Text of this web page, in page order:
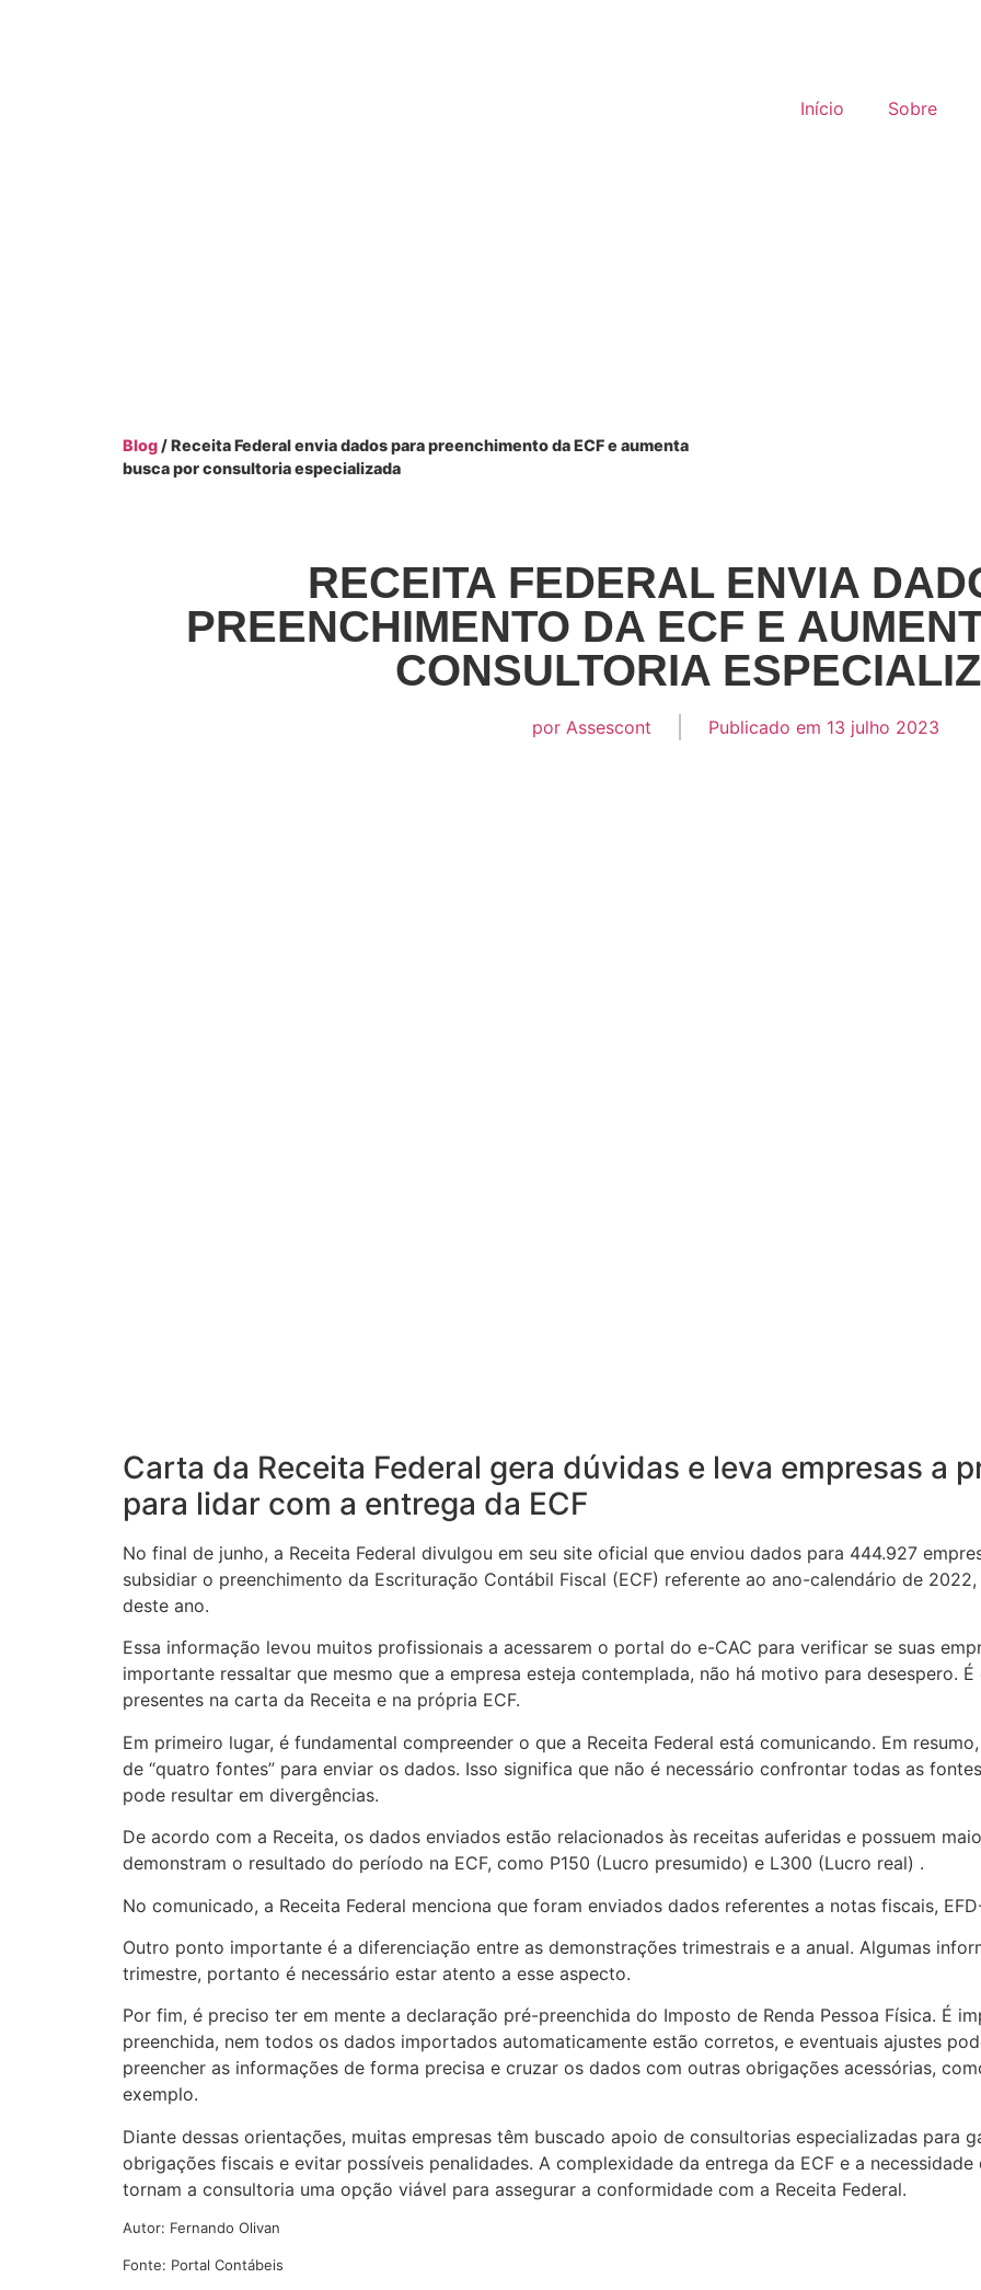
Início Sobre
Blog / Receita Federal envia dados para preenchimento da ECF e aumenta
busca por consultoria especializada
RECEITA FEDERAL ENVIA
PREENCHIMENTO DA ECF E
CONSULTORIA
por Assescont Publicado em 13 julho 2023
Carta da Receita Federal gera dúvidas e leva empresas a
para lidar com a entrega da ECF
No final de junho, a Receita Federal divulgou em seu site oficial que enviou dados para 444.927
subsidiar o preenchimento da Escrituração Contábil Fiscal (ECF) referente ao ano-calendário de
deste ano.
Essa informação levou muitos profissionais a acessarem o portal do e-CAC para verificar se suas
importante ressaltar que mesmo que a empresa esteja contemplada, não há motivo para desespero.
presentes na carta da Receita e na própria ECF.
Em primeiro lugar, é fundamental compreender o que a Receita Federal está comunicando. Em
de “quatro fontes” para enviar os dados. Isso significa que não é necessário confrontar todas as
pode resultar em divergências.
De acordo com a Receita, os dados enviados estão relacionados às receitas auferidas e possuem
demonstram o resultado do período na ECF, como P150 (Lucro presumido) e L300 (Lucro real) .
No comunicado, a Receita Federal menciona que foram enviados dados referentes a notas fiscais,
Outro ponto importante é a diferenciação entre as demonstrações trimestrais e a anual. Algumas
trimestre, portanto é necessário estar atento a esse aspecto.
Por fim, é preciso ter em mente a declaração pré-preenchida do Imposto de Renda Pessoa Física. É
preenchida, nem todos os dados importados automaticamente estão corretos, e eventuais ajustes
preencher as informações de forma precisa e cruzar os dados com outras obrigações acessórias,
exemplo.
Diante dessas orientações, muitas empresas têm buscado apoio de consultorias especializadas para
obrigações fiscais e evitar possíveis penalidades. A complexidade da entrega da ECF e a
tornam a consultoria uma opção viável para assegurar a conformidade com a Receita Federal.
Autor: Fernando Olivan
Fonte: Portal Contábeis